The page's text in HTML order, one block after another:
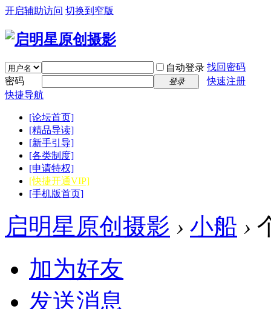
开启辅助访问 切换到窄版
自动登录 找回密码
密码
登录
快速注册
快捷导航
[论坛首页]
[精品导读]
[新手引导]
[各类制度]
[申请特权]
[快捷开通VIP]
[手机版首页]
启明星原创摄影 › 小船 ›
加为好友
发送消息